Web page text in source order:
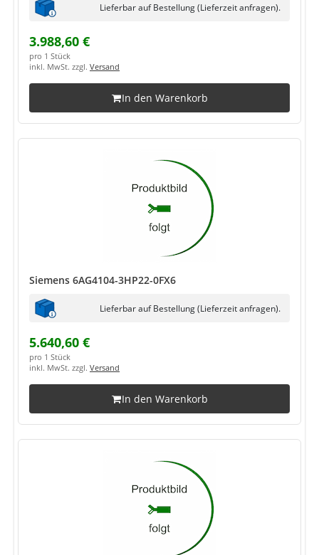
Lieferbar auf Bestellung (Lieferzeit anfragen).
3.988,60 €
pro 1 Stück
inkl. MwSt. zzgl. Versand
In den Warenkorb
Siemens 6AG4104-3HP22-0FX6
Lieferbar auf Bestellung (Lieferzeit anfragen).
5.640,60 €
pro 1 Stück
inkl. MwSt. zzgl. Versand
In den Warenkorb